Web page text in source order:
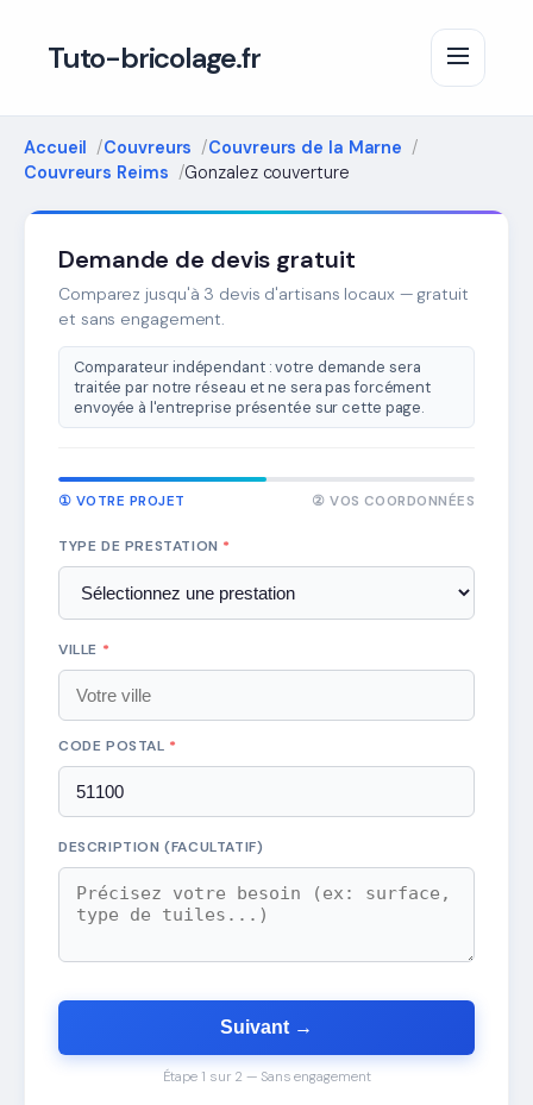
Tuto-bricolage.fr
Accueil Couvreurs
Couvreurs de la Marne
Couvreurs Reims
Gonzalez couverture
Demande de devis gratuit
Comparez jusqu'à 3 devis d'artisans locaux — gratuit
et sans engagement.
Comparateur indépendant : votre demande sera
traitée par notre réseau et ne sera pas forcément
envoyée à l'entreprise présentée sur cette page.
① VOTRE PROJET ② VOS COORDONNÉES
TYPE DE PRESTATION *
VILLE *
CODE POSTAL *
DESCRIPTION (FACULTATIF)
Suivant →
Étape 1 sur 2 — Sans engagement